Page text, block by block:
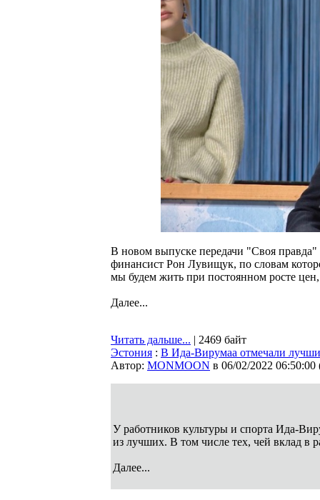
В новом выпуске передачи "Своя правда"
финансист Рон Лувищук, по словам
мы будем жить при постоянном росте
Далее...
Читать дальше... | 2469 байт
Эстония : В Ида-Вирумаа отмечали
Автор: MONMOON в 06/02/2022 06:50:00
У работников культуры и спорта Ида-
из лучших. В том числе тех, чей вклад в
Далее...